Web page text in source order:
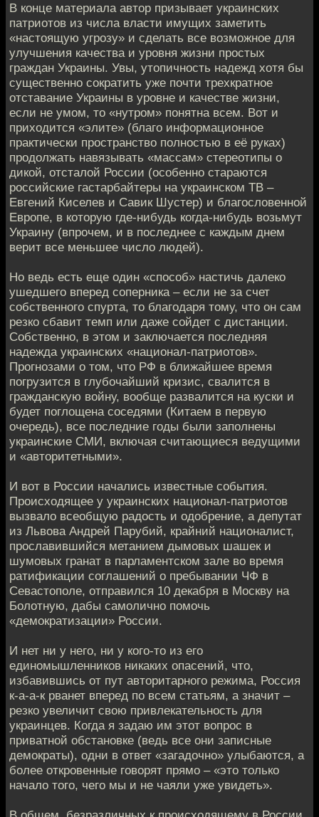
В конце материала автор призывает украинских
патриотов из числа власти имущих заметить
«настоящую угрозу» и сделать все возможное для
улучшения качества и уровня жизни простых
граждан Украины. Увы, утопичность надежд хотя бы
существенно сократить уже почти трехкратное
отставание Украины в уровне и качестве жизни,
если не умом, то «нутром» понятна всем. Вот и
приходится «элите» (благо информационное
практически пространство полностью в её руках)
продолжать навязывать «массам» стереотипы о
дикой, отсталой России (особенно стараются
российские гастарбайтеры на украинском ТВ –
Евгений Киселев и Савик Шустер) и благословенной
Европе, в которую где-нибудь когда-нибудь возьмут
Украину (впрочем, и в последнее с каждым днем
верит все меньшее число людей).
Но ведь есть еще один «способ» настичь далеко
ушедшего вперед соперника – если не за счет
собственного спурта, то благодаря тому, что он сам
резко сбавит темп или даже сойдет с дистанции.
Собственно, в этом и заключается последняя
надежда украинских «национал-патриотов».
Прогнозами о том, что РФ в ближайшее время
погрузится в глубочайший кризис, свалится в
гражданскую войну, вообще развалится на куски и
будет поглощена соседями (Китаем в первую
очередь), все последние годы были заполнены
украинские СМИ, включая считающиеся ведущими
и «авторитетными».
И вот в России начались известные события.
Происходящее у украинских национал-патриотов
вызвало всеобщую радость и одобрение, а депутат
из Львова Андрей Парубий, крайний националист,
прославившийся метанием дымовых шашек и
шумовых гранат в парламентском зале во время
ратификации соглашений о пребывании ЧФ в
Севастополе, отправился 10 декабря в Москву на
Болотную, дабы самолично помочь
«демократизации» России.
И нет ни у него, ни у кого-то из его
единомышленников никаких опасений, что,
избавившись от пут авторитарного режима, Россия
к-а-а-к рванет вперед по всем статьям, а значит –
резко увеличит свою привлекательность для
украинцев. Когда я задаю им этот вопрос в
приватной обстановке (ведь все они записные
демократы), одни в ответ «загадочно» улыбаются, а
более откровенные говорят прямо – «это только
начало того, чего мы и не чаяли уже увидеть».